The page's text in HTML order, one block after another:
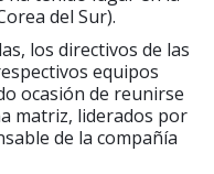
del Sur).
los directivos de las
equipos
ocasión de reunirse
matriz, liderados por
de la compañía